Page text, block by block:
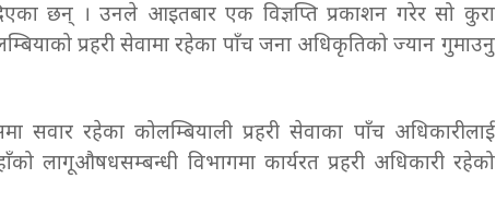
छन् । उनले आइतबार एक विज्ञप्ति प्रकाशन गरेर सो कुरा
प्रहरी सेवामा रहेका पाँच जना अधिकृतिको ज्यान गुमाउनु
सवार रहेका कोलम्बियाली प्रहरी सेवाका पाँच अधिकारीलाई
लागूऔषधसम्बन्धी विभागमा कार्यरत प्रहरी अधिकारी रहेको